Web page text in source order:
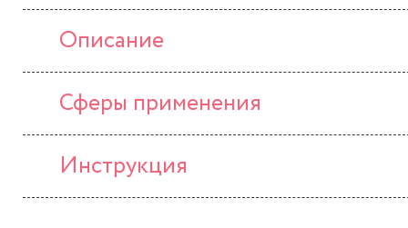
Описание
Сферы применения
Инструкция